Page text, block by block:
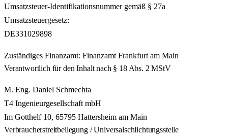
Umsatzsteuer-Identifikationsnummer gemäß § 27a
Umsatzsteuergesetz:
DE331029898
Zuständiges Finanzamt: Finanzamt Frankfurt am Main
Verantwortlich für den Inhalt nach § 18 Abs. 2 MStV
M. Eng. Daniel Schmechta
T4 Ingenieurgesellschaft mbH
Im Gotthelf 10, 65795 Hattersheim am Main
Verbraucherstreitbeilegung / Universalschlichtungsstelle